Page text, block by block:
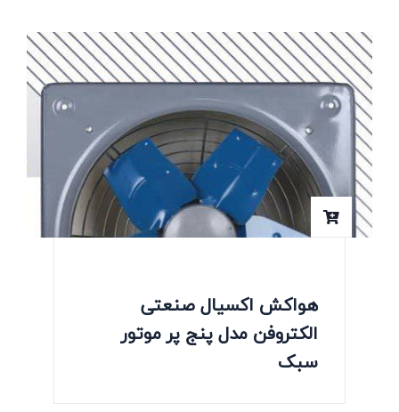
هواکش اکسیال صنعتی
الکتروفن مدل پنج پر موتور
سبک